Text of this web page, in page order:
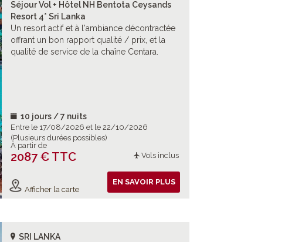
Séjour Vol + Hôtel NH Bentota Ceysands
Resort 4* Sri Lanka
Un resort actif et à l'ambiance décontractée
offrant un bon rapport qualité / prix, et la
qualité de service de la chaîne Centara.
10 jours / 7 nuits
Entre le 17/08/2026 et le 22/10/2026
(Plusieurs durées possibles)
À partir de
2087 € TTC Vols inclus
Afficher la carte
EN SAVOIR PLUS
SRI LANKA